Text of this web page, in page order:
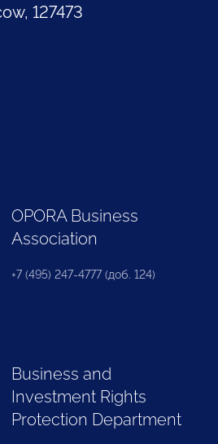
127473
OPORA Business
Association
+7 (495) 247-4777 (доб. 124)
Business and
Investment Rights
Protection Department